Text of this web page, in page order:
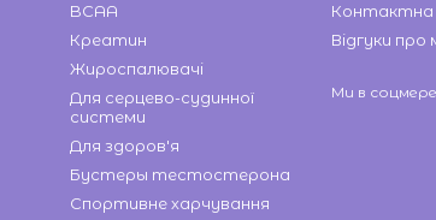
BCAA
Креатин
Жироспалювачі
Для серцево-судинної
системи
Для здоров'я
Бустеры тестостерона
Спортивне харчування
Контактна
Відгуки про
Ми в